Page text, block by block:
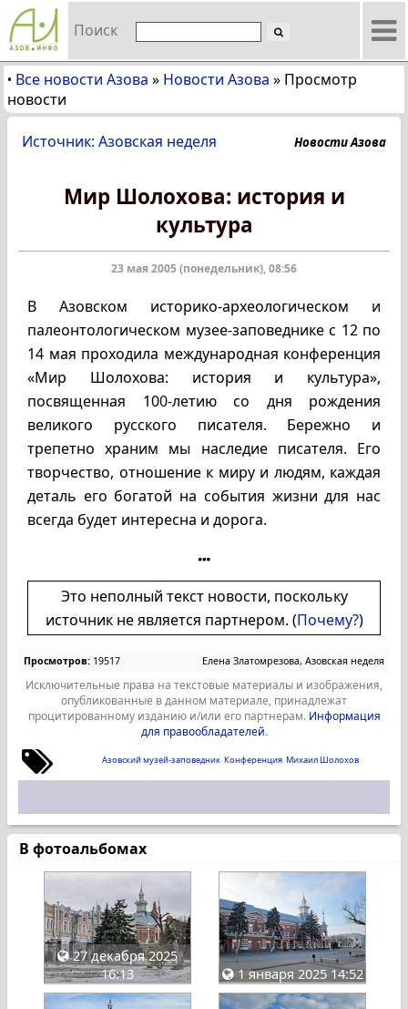
Поиск
• Все новости Азова » Новости Азова » Просмотр
новости
Источник: Азовская неделя Новости Азова
Мир Шолохова: история и
культура
23 мая 2005 (понедельник), 08:56
В Азовском историко-археологическом и
палеонтологическом музее-заповеднике с 12 по
14 мая проходила международная конференция
«Мир Шолохова: история и культура»,
посвященная 100-летию со дня рождения
великого русского писателя. Бережно и
трепетно храним мы наследие писателя. Его
творчество, отношение к миру и людям, каждая
деталь его богатой на события жизни для нас
всегда будет интересна и дорога.
Это неполный текст новости, поскольку
источник не является партнером. (Почему?)
Просмотров: 19517 Елена Златомрезова, Азовская неделя
Исключительные права на текстовые материалы и изображения,
опубликованные в данном материале, принадлежат
процитированному изданию и/или его партнерам. Информация
для правообладателей.
Азовский музей-заповедник Конференция Михаил Шолохов
В фотоальбомах
27 декабря 2025
16:13
1 января 2025 14:52